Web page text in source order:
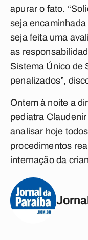
apurar o fato.
seja
seja feita uma
as
Sistema Único de
penalizados”,
Ontem à noite a
pediatra
analisar hoje
procedimentos
internação da